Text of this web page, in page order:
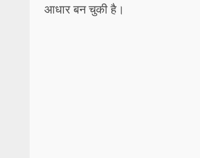
आधार बन चुकी है।